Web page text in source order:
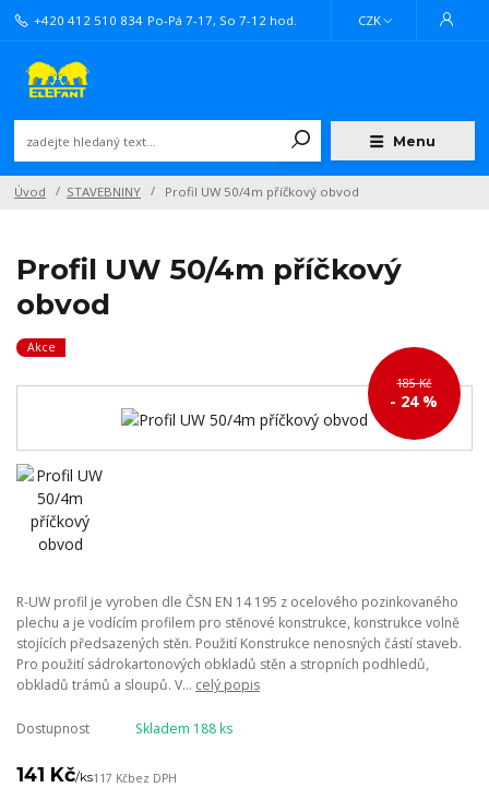
Menu
CZK
+420 412 510 834 Po-Pá 7-17, So 7-12 hod.
Úvod STAVEBNINY Profil UW 50/4m příčkový obvod
Profil UW 50/4m příčkový
obvod
Akce
185 Kč
- 24 %
R-UW profil je vyroben dle ČSN EN 14 195 z ocelového pozinkovaného
plechu a je vodícím profilem pro stěnové konstrukce, konstrukce volně
stojících předsazených stěn. Použití Konstrukce nenosných částí staveb.
Pro použití sádrokartonových obkladů stěn a stropních podhledů,
obkladů trámů a sloupů. V... celý popis
Dostupnost Skladem 188 ks
141 Kč/ks117 Kčbez DPH